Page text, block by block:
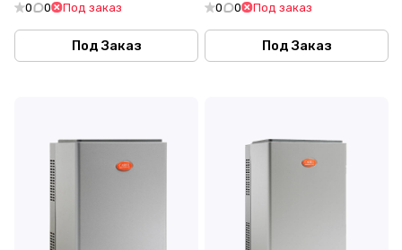
0 0 Под заказ
Под Заказ
0 0 Под заказ
Под Заказ